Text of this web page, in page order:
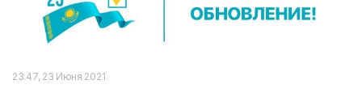
23:47, 23 Июня 2021